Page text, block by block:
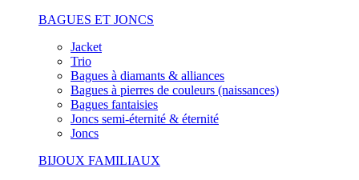
BAGUES ET JONCS
Jacket
Trio
Bagues à diamants & alliances
Bagues à pierres de couleurs (naissances)
Bagues fantaisies
Joncs semi-éternité & éternité
Joncs
BIJOUX FAMILIAUX